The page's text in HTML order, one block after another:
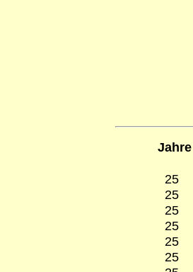
Jahre
25
25
25
25
25
25